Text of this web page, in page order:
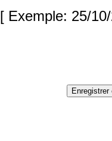
[ Exemple: 25/